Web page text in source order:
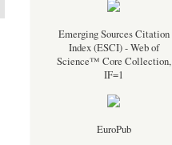
Emerging Sources Citation
Index (ESCI) - Web of
Science™ Core Collection,
IF=1
EuroPub